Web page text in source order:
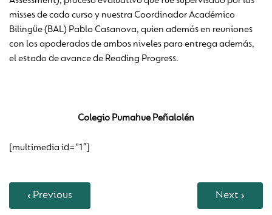
misses de cada curso y nuestra Coordinador Académico
Bilingüe (BAL) Pablo Casanova, quien además en reuniones
con los apoderados de ambos niveles para entrega además,
el estado de avance de Reading Progress.
Colegio Pumahue Peñalolén
[multimedia id=”1″]
Previous Next